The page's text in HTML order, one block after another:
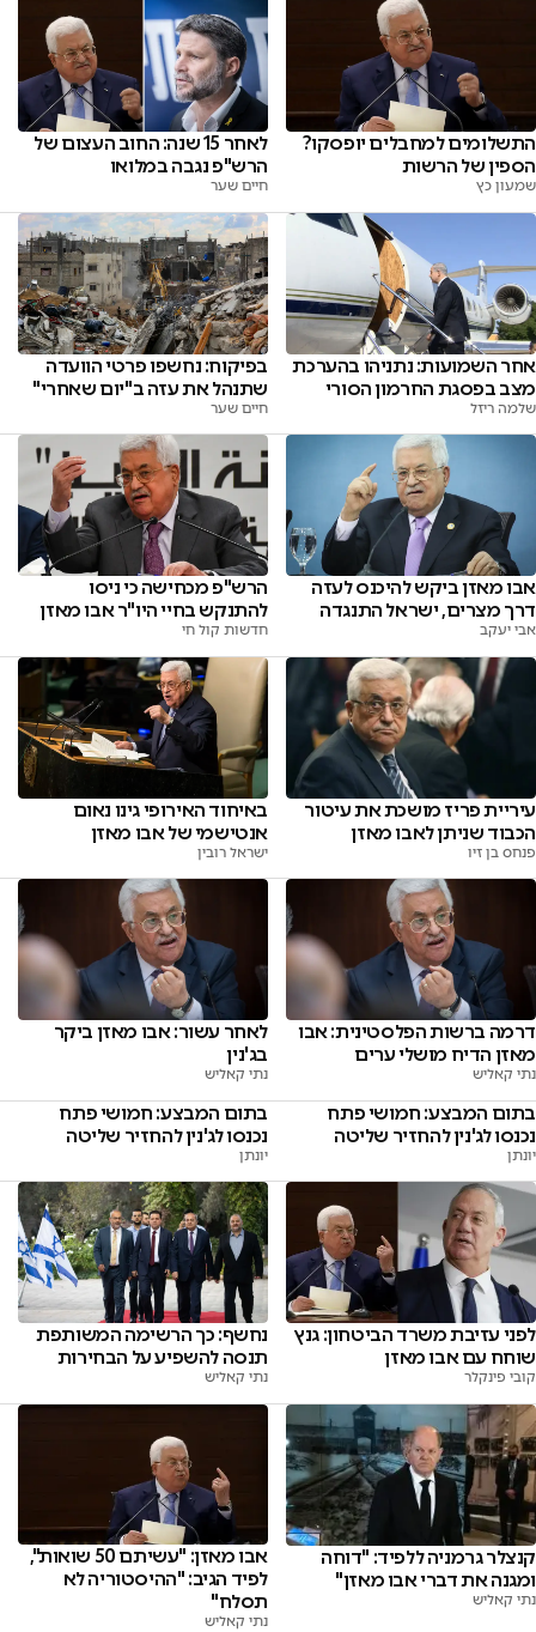
התשלומים למחבלים יופסקו?
הספין של הרשות
שמעון כץ
לאחר 15 שנה: החוב העצום של
הרש"פ נגבה במלואו
חיים שער
אחר השמועות: נתניהו בהערכת
מצב בפסגת החרמון הסורי
שלמה ריזל
בפיקוח: נחשפו פרטי הוועדה
שתנהל את עזה ב"יום שאחרי"
חיים שער
אבו מאזן ביקש להיכנס לעזה
דרך מצרים, ישראל התנגדה
אבי יעקב
הרש"פ מכחישה כי ניסו
להתנקש בחיי היו"ר אבו מאזן
חדשות קול חי
עיריית פריז מושכת את עיטור
הכבוד שניתן לאבו מאזן
פנחס בן זיו
באיחוד האירופי גינו נאום
אנטישמי של אבו מאזן
ישראל רובין
דרמה ברשות הפלסטינית: אבו
מאזן הדיח מושלי ערים
נתי קאליש
לאחר עשור: אבו מאזן ביקר
בג'נין
נתי קאליש
בתום המבצע: חמושי פתח
נכנסו לג'נין להחזיר שליטה
יונתן
בתום המבצע: חמושי פתח
נכנסו לג'נין להחזיר שליטה
יונתן
לפני עזיבת משרד הביטחון: גנץ
שוחח עם אבו מאזן
קובי פינקלר
נחשף: כך הרשימה המשותפת
תנסה להשפיע על הבחירות
נתי קאליש
קנצלר גרמניה ללפיד: "דוחה
ומגנה את דברי אבו מאזן"
נתי קאליש
אבו מאזן: "עשיתם 50 שואות",
לפיד הגיב: "ההיסטוריה לא
תסלח"
נתי קאליש